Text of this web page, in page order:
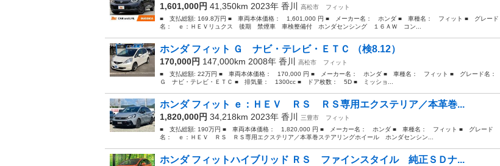
1,601,000円 41,350km 2023年 香川 高松市
フィット
■ 支払総額: 169.8万円 ■ 車両本体価格： 1,601,000 円 ■ メーカー名： ホンダ ■ 車種名： フィット ■ グレード
名： ｅ：ＨＥＶリュクス 後期 禁煙車 車検整備付 ホンダセンシング １６ＡＷ コン...
ホンダ フィット Ｇ ナビ・テレビ・ＥＴＣ （検8.12）
170,000円 147,000km 2008年 香川 高松市
フィット
■ 支払総額: 22万円 ■ 車両本体価格： 170,000 円 ■ メーカー名： ホンダ ■ 車種名： フィット ■ グレード名：
Ｇ ナビ・テレビ・ＥＴＣ ■ 排気量： 1300cc ■ ドア枚数： 5D ■ ミッショ...
ホンダ フィット ｅ：ＨＥＶ ＲＳ ＲＳ専用エクステリア／本革巻...
1,820,000円 34,218km 2023年 香川 三豊市
フィット
■ 支払総額: 190万円 ■ 車両本体価格： 1,820,000 円 ■ メーカー名： ホンダ ■ 車種名： フィット ■ グレード
名： ｅ：ＨＥＶ ＲＳ ＲＳ専用エクステリア／本革巻ステアリングホイール ホンダセンシン...
ホンダ フィットハイブリッド ＲＳ ファインスタイル 純正ＳＤナ...